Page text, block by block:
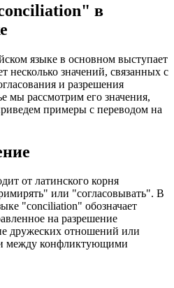
в
языке в основном выступает
несколько значений, связанных с
и разрешения
мы рассмотрим его значения,
примеры с переводом на
от латинского корня
или "согласовывать". В
"conciliation" обозначает
на разрешение
дружеских отношений или
между конфликтующими